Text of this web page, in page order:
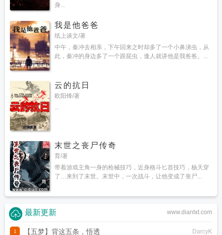
身...
我是他爸爸
纸上谈文/著
中午，秦冲去相亲，下午回来之时却多了一个小鼻涕虫，从
此，秦冲的身边多了一个跟屁虫，逢人就讲他是我爸爸。...
云的抗日
欧阳锋/著
...
末世之丧尸传奇
育/著
带着游戏主角一身的枪械技巧，近身格斗匕首技巧，杨天穿
了…来到了末世。末世中，一次战斗，让他变成了丧尸...
www.diantxt.com
最新更新
1 【五梦】背这五条，悟透 DarcyK